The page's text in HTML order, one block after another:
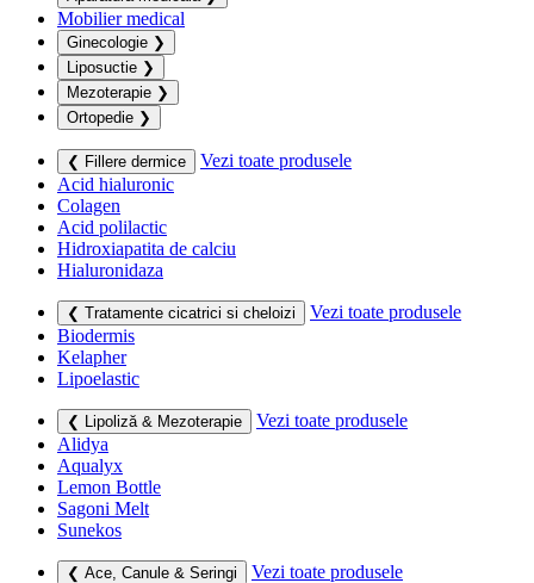
Mobilier medical
Ginecologie ❯
Liposuctie ❯
Mezoterapie ❯
Ortopedie ❯
❮ Fillere dermice
Vezi toate produsele
Acid hialuronic
Colagen
Acid polilactic
Hidroxiapatita de calciu
Hialuronidaza
❮ Tratamente cicatrici si cheloizi
Vezi toate produsele
Biodermis
Kelapher
Lipoelastic
❮ Lipoliză & Mezoterapie
Vezi toate produsele
Alidya
Aqualyx
Lemon Bottle
Sagoni Melt
Sunekos
❮ Ace, Canule & Seringi
Vezi toate produsele